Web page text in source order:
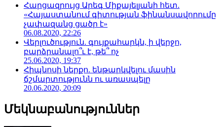
Հարցազրույց Արեգ Միքայելյանի հետ.
«Հայաստանում գիտության ֆինանսավորումը
չափազանց ցածր է»
06.08.2020, 22:26
Վերլուծություն. գույքահարկն, ի վերջո,
բարձրանալո՞ւ է, թե՞ ոչ
25.06.2020, 19:37
Հիպնոսի ներքո. ենթարկվելու մասին
ճշմարտությունն ու առասպելը
20.06.2020, 20:09
Մեկնաբանություններ